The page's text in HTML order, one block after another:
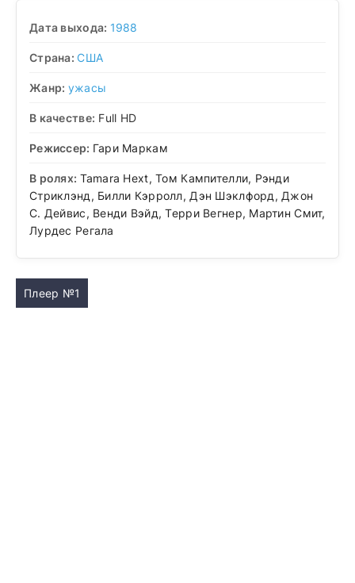
Дата выхода: 1988
Страна:США
Жанр: ужасы
В качестве: Full HD
Режиссер: Гари Маркам
В ролях: Tamara Hext, Том Кампителли, Рэнди
Стриклэнд, Билли Кэрролл, Дэн Шэклфорд, Джон
С. Дейвис, Венди Вэйд, Терри Вегнер, Мартин Смит,
Лурдес Регала
Плеер №1